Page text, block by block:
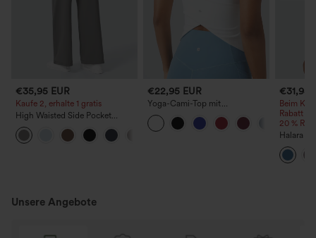
€35,95 EUR
Kaufe 2, erhalte 1 gratis
High Waisted Side Pocket
Straight Leg Work Pants
€22,95 EUR
Yoga-Cami-Top mit
Rundhalsausschnitt, gekreuztem
Rückenteil und überlappendem
Saum
€31,95
Beim
Rabatt |
20 %
Halara
Shorts
Unsere Angebote